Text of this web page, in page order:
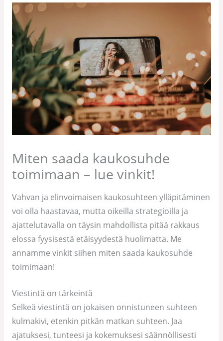
Miten saada kaukosuhde
toimimaan – lue vinkit!
Vahvan ja elinvoimaisen kaukosuhteen ylläpitäminen
voi olla haastavaa, mutta oikeilla strategioilla ja
ajattelutavalla on täysin mahdollista pitää rakkaus
elossa fyysisestä etäisyydestä huolimatta. Me
annamme vinkit siihen miten saada kaukosuhde
toimimaan!
Viestintä on tärkeintä
Selkeä viestintä on jokaisen onnistuneen suhteen
kulmakivi, etenkin pitkän matkan suhteen. Jaa
ajatuksesi, tunteesi ja kokemuksesi säännöllisesti